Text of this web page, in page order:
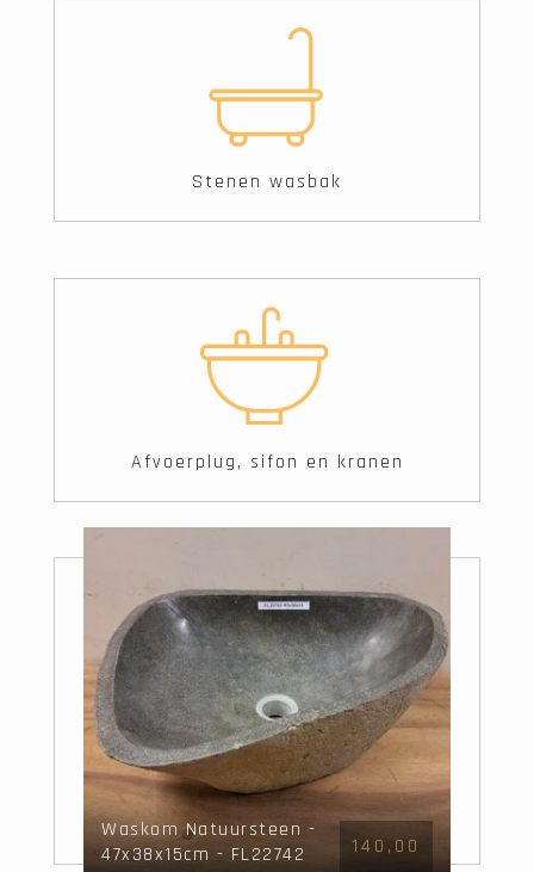
Stenen wasbak
Afvoerplug, sifon en kranen
Waskom Natuursteen -
47x38x15cm - FL22742
140,00